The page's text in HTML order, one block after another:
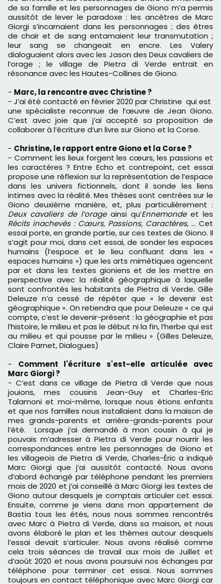
de sa famille et les personnages de Giono m’a permis
aussitôt de lever le paradoxe : les ancêtres de Marc
Giorgi s’incarnaient dans les personnages ; des êtres
de chair et de sang entamaient leur transmutation ;
leur sang se changeait en encre. Les Valery
dialoguaient alors avec les Jason des Deux cavaliers de
l’orage ; le village de Pietra di Verde entrait en
résonance avec les Hautes-Collines de Giono.
- Marc, la rencontre avec Christine ?
- J’ai été contacté en février 2020 par Christine qui est
une spécialiste reconnue de l’œuvre de Jean Giono.
C’est avec joie que j’ai accepté sa proposition de
collaborer à l’écriture d’un livre sur Giono et la Corse.
- Christine, le rapport entre Giono et la Corse ?
- Comment les lieux forgent les cœurs, les passions et
les caractères ? Entre Echo et contrepoint, cet essai
propose une réflexion sur la représentation de l’espace
dans les univers fictionnels, dont il sonde les liens
intimes avec la réalité. Mes thèses sont centrées sur le
Giono deuxième manière, et, plus particulièrement :
Deux cavaliers de l’orageainsi qu’Ennemondeet les
Récits inachevés : Cœurs, Passions, Caractères, … Cet
essai porte, en grande partie, sur ces textes de Giono. Il
s’agit pour moi, dans cet essai, de sonder les espaces
humains (l’espace et le lieu confluant dans les «
espaces humains ») que les arts mimétiques agencent
par et dans les textes gioniens et de les mettre en
perspective avec la réalité géographique à laquelle
sont confrontés les habitants de Pietra di Verde. Gille
Deleuze n’a cessé de répéter que « le devenir est
géographique ». On retiendra que pour Deleuze « ce qui
compte, c’est le devenir-présent : la géographie et pas
l’histoire, le milieu et pas le début ni la fin, l’herbe qui est
au milieu et qui pousse par le milieu » (Gilles Deleuze,
Claire Parnet, Dialogues)
- Comment l'écriture s'est-elle articulée avec
Marc Giorgi ?
- C’est dans ce village de Pietra di Verde que nous
jouions, mes cousins Jean-Guy et Charles-Eric
Talamoni et moi-même, lorsque nous étions enfants
et que nos familles nous installaient dans la maison de
mes grands-parents et arrière-grands-parents pour
l’été. Lorsque j’ai demandé à mon cousin à qui je
pouvais m’adresser à Pietra di Verde pour nourrir les
correspondances entre les personnages de Giono et
les villageois de Pietra di Verde, Charles-Éric a indiqué
Marc Giorgi que j’ai aussitôt contacté. Nous avons
d’abord échangé par téléphone pendant les premiers
mois de 2020 et j‘ai conseillé à Marc Giorgi les textes de
Giono autour desquels je comptais articuler cet essai.
Ensuite, comme je viens dans mon appartement de
Bastia tous les étés, nous nous sommes rencontrés
avec Marc à Pietra di Verde, dans sa maison, et nous
avons élaboré le plan et les thèmes autour desquels
l’essai devait s’articuler. Nous avons réalisé comme
cela trois séances de travail aux mois de Juillet et
d’août 2020 et nous avons poursuivi nos échanges par
téléphone pour terminer cet essai. Nous sommes
toujours en contact téléphonique avec Marc Giorgi car